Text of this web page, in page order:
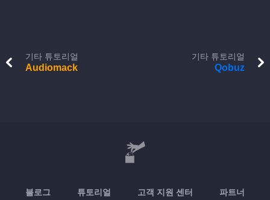
기타 튜토리얼
Audiomack
기타 튜토리얼
Qobuz
블로그 튜토리얼 고객 지원 센터 파트너